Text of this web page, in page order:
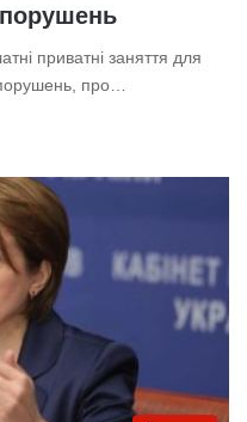
приватні заняття для
про…